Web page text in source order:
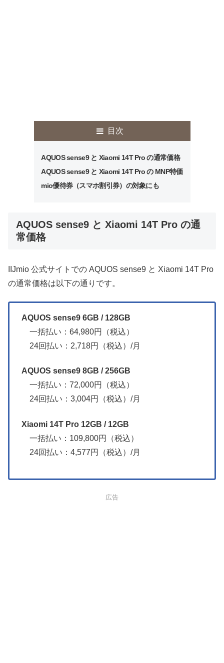
目次
AQUOS sense9 と Xiaomi 14T Pro の通常価格
AQUOS sense9 と Xiaomi 14T Pro の MNP特価
mio優待券（スマホ割引券）の対象にも
AQUOS sense9 と Xiaomi 14T Pro の通
常価格
IIJmio 公式サイトでの AQUOS sense9 と Xiaomi 14T Pro
の通常価格は以下の通りです。
AQUOS sense9 6GB / 128GB
一括払い：64,980円（税込）
24回払い：2,718円（税込）/月
AQUOS sense9 8GB / 256GB
一括払い：72,000円（税込）
24回払い：3,004円（税込）/月
Xiaomi 14T Pro 12GB / 12GB
一括払い：109,800円（税込）
24回払い：4,577円（税込）/月
広告